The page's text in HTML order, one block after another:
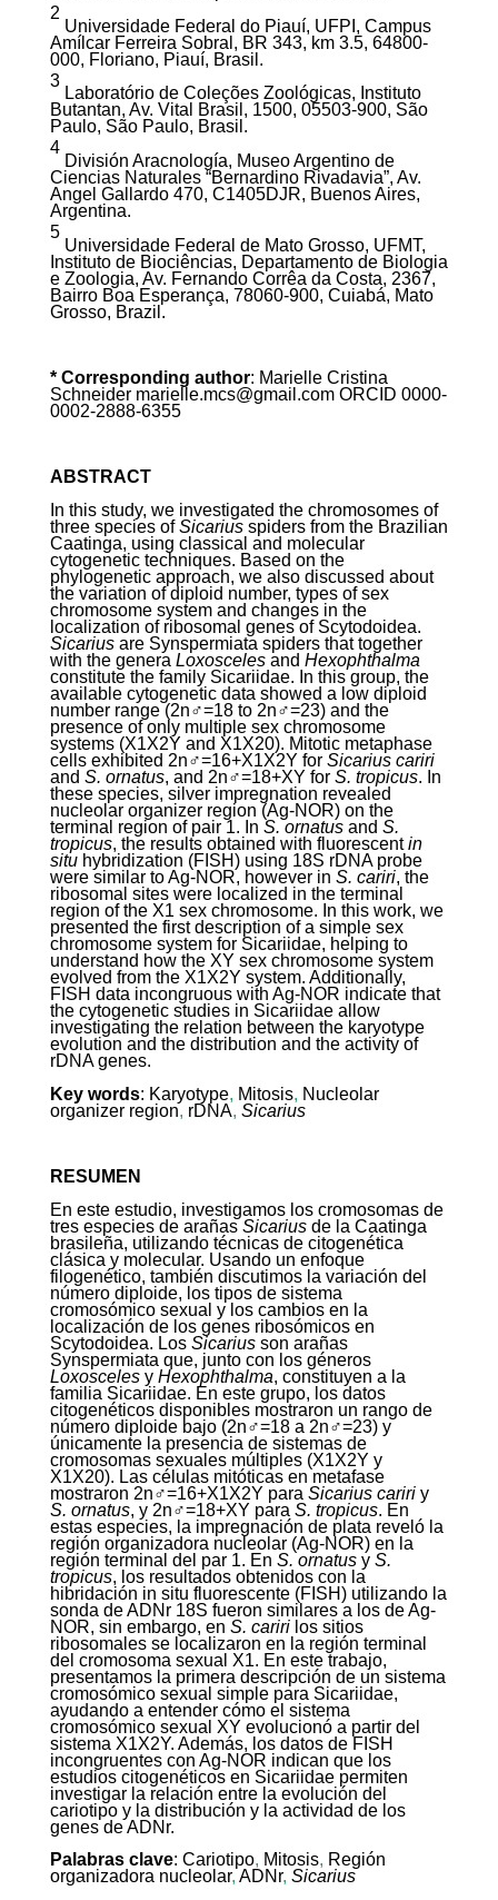
2
Universidade Federal do Piauí, UFPI, Campus
Amílcar Ferreira Sobral, BR 343, km 3.5, 64800-
000, Floriano, Piauí, Brasil.
3
Laboratório de Coleções Zoológicas, Instituto
Butantan, Av. Vital Brasil, 1500, 05503-900, São
Paulo, São Paulo, Brasil.
4
División Aracnología, Museo Argentino de
Ciencias Naturales “Bernardino Rivadavia”, Av.
Angel Gallardo 470, C1405DJR, Buenos Aires,
Argentina.
5
Universidade Federal de Mato Grosso, UFMT,
Instituto de Biociências, Departamento de Biologia
e Zoologia, Av. Fernando Corrêa da Costa, 2367,
Bairro Boa Esperança, 78060-900, Cuiabá, Mato
Grosso, Brazil.
* Corresponding author: Marielle Cristina
Schneider marielle.mcs@gmail.com ORCID 0000-
0002-2888-6355
ABSTRACT
In this study, we investigated the chromosomes of
three species ofSicarius spiders from the Brazilian
Caatinga, using classical and molecular
cytogenetic techniques. Based on the
phylogenetic approach, we also discussed about
the variation of diploid number, types of sex
chromosome system and changes in the
localization of ribosomal genes of Scytodoidea.
Sicarius are Synspermiata spiders that together
with the genera Loxosceles and Hexophthalma
constitute the family Sicariidae. In this group, the
available cytogenetic data showed a low diploid
number range (2n♂=18 to 2n♂=23) and the
presence of only multiple sex chromosome
systems (X1X2Y and X1X20). Mitotic metaphase
cells exhibited 2n♂=16+X1X2Y for Sicarius cariri
and S. ornatus, and 2n♂=18+XY for S. tropicus. In
these species, silver impregnation revealed
nucleolar organizer region (Ag-NOR) on the
terminal region of pair 1. In S. ornatus and S.
tropicus, the results obtained with fluorescentin
situ hybridization (FISH) using 18S rDNA probe
were similar to Ag-NOR, however in S. cariri, the
ribosomal sites were localized in the terminal
region of the X1 sex chromosome. In this work, we
presented the first description of a simple sex
chromosome system for Sicariidae, helping to
understand how the XY sex chromosome system
evolved from the X1X2Y system. Additionally,
FISH data incongruous with Ag-NOR indicate that
the cytogenetic studies in Sicariidae allow
investigating the relation between the karyotype
evolution and the distribution and the activity of
rDNA genes.
Key words: Karyotype, Mitosis, Nucleolar
organizer region, rDNA, Sicarius
RESUMEN
En este estudio, investigamos los cromosomas de
tres especies de arañas Sicarius de la Caatinga
brasileña, utilizando técnicas de citogenética
clásica y molecular. Usando un enfoque
filogenético, también discutimos la variación del
número diploide, los tipos de sistema
cromosómico sexual y los cambios en la
localización de los genes ribosómicos en
Scytodoidea. Los Sicarius son arañas
Synspermiata que, junto con los géneros
Loxosceles y Hexophthalma, constituyen a la
familia Sicariidae. En este grupo, los datos
citogenéticos disponibles mostraron un rango de
número diploide bajo (2n♂=18 a 2n♂=23) y
únicamente la presencia de sistemas de
cromosomas sexuales múltiples (X1X2Y y
X1X20). Las células mitóticas en metafase
mostraron 2n♂=16+X1X2Y para Sicarius cariri y
S. ornatus, y 2n♂=18+XY para S. tropicus. En
estas especies, la impregnación de plata reveló la
región organizadora nucleolar (Ag-NOR) en la
región terminal del par 1. En S. ornatus y S.
tropicus, los resultados obtenidos con la
hibridación in situ fluorescente (FISH) utilizando la
sonda de ADNr 18S fueron similares a los de Ag-
NOR, sin embargo, en S. cariri los sitios
ribosomales se localizaron en la región terminal
del cromosoma sexual X1. En este trabajo,
presentamos la primera descripción de un sistema
cromosómico sexual simple para Sicariidae,
ayudando a entender cómo el sistema
cromosómico sexual XY evolucionó a partir del
sistema X1X2Y. Además, los datos de FISH
incongruentes con Ag-NOR indican que los
estudios citogenéticos en Sicariidae permiten
investigar la relación entre la evolución del
cariotipo y la distribución y la actividad de los
genes de ADNr.
Palabras clave: Cariotipo, Mitosis, Región
organizadora nucleolar, ADNr, Sicarius